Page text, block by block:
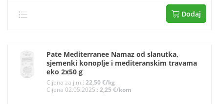
Dodaj
Pate Mediterranee Namaz od slanutka,
sjemenki konoplje i mediteranskim travama
eko 2x50 g
Cijena za j.m.:22,50 €/kg
Cijena 02.05.2025.:2,25 €/kom